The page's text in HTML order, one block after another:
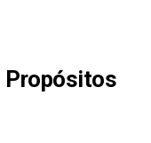
Propósitos